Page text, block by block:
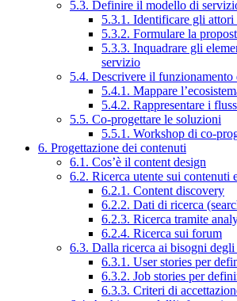
5.3. Definire il modello di
5.3.1. Identificare gli
5.3.2. Formulare la
5.3.3. Inquadrare gli
servizio
5.4. Descrivere il funzionamento
5.4.1. Mappare
5.4.2. Rappresentare i
5.5. Co-progettare le soluzioni
5.5.1. Workshop di co-
6. Progettazione dei contenuti
6.1. Cos’è il content design
6.2. Ricerca utente sui contenuti
6.2.1. Content discovery
6.2.2. Dati di ricerca
6.2.3. Ricerca tramite
6.2.4. Ricerca sui forum
6.3. Dalla ricerca ai bisogni degli
6.3.1. User stories per
6.3.2. Job stories per
6.3.3. Criteri di